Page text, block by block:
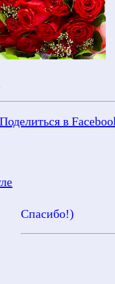
Поделиться в
Спасибо!)